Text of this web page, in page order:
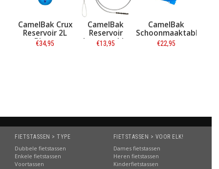
CamelBak Crux
Reservoir 2L
Blauw
€34,95
CamelBak
Reservoir
schoonmaakborstels
€13,95
CamelBak
Schoonmaaktabletten
€22,95
FIETSTASSEN > TYPE
Dubbele fietstassen
Enkele fietstassen
Voortassen
FIETSTASSEN > VOOR ELK!
Dames fietstassen
Heren fietstassen
Kinderfietstassen